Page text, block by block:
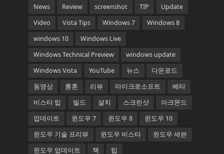
News
Review screenshot TIP
Update
Video
Vista Tips Windows 7
Windows 8
windows 10
Windows Live
Windows Technical Preview
windows update
Windows Vista
YouTube 뉴스
다운로드
동영상
롱혼 리뷰 마이크로소프트
베타
비스타 팁
빌드 설치 스크린샷
아크몬드
업데이트
윈도우 7 윈도우 8
윈도우 10
윈도우 기술 프리뷰
윈도우 비스타
윈도우 세븐
윈도우 업데이트
책 팁